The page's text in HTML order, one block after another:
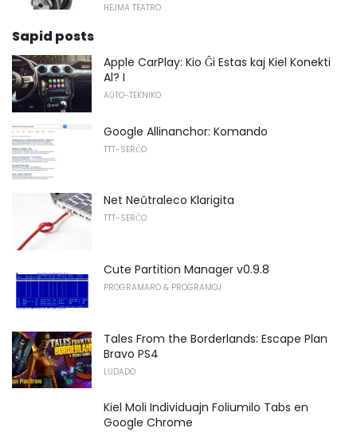
HEJMA TEATRO
Sapid posts
Apple CarPlay: Kio Ĝi Estas kaj Kiel Konekti
Al? I
AŬTO-TEKNIKO
Google Allinanchor: Komando
TTT-SERĈO
Net Neŭtraleco Klarigita
TTT-SERĈO
Cute Partition Manager v0.9.8
PROGRAMARO & PROGRAMOJ
Tales From the Borderlands: Escape Plan
Bravo PS4
LUDADO
Kiel Moli Individuajn Foliumilo Tabs en
Google Chrome